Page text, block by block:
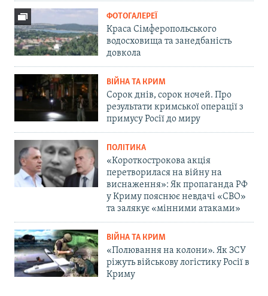
ФОТОГАЛЕРЕЇ
Краса Сімферопольського
водосховища та занедбаність
довкола
ВІЙНА ТА КРИМ
Сорок днів, сорок ночей. Про
результати кримської операції з
примусу Росії до миру
ПОЛІТИКА
«Короткострокова акція
перетворилася на війну на
виснаження»: Як пропаганда РФ
у Криму пояснює невдачі «СВО»
та залякує «мінними атаками»
ВІЙНА ТА КРИМ
«Полювання на колони». Як ЗСУ
ріжуть військову логістику Росії в
Криму